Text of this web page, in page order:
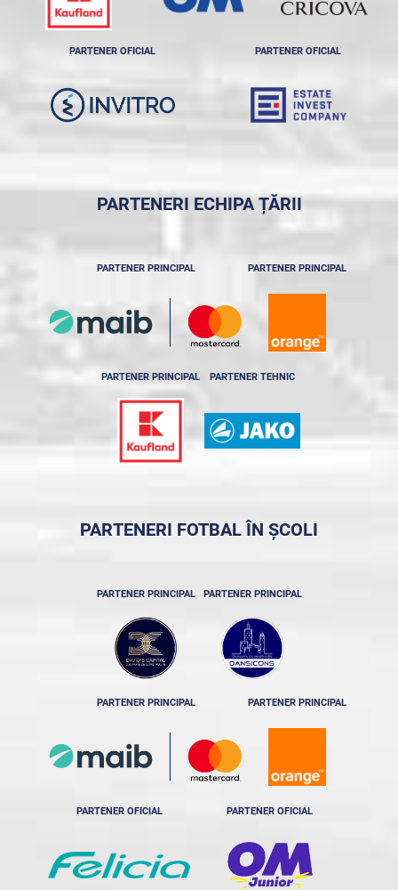
PARTENER OFICIAL PARTENER OFICIAL
PARTENERI ECHIPA ȚĂRII
PARTENER PRINCIPAL PARTENER PRINCIPAL
PARTENER PRINCIPAL PARTENER TEHNIC
PARTENERI FOTBAL ÎN ȘCOLI
PARTENER PRINCIPAL PARTENER PRINCIPAL
PARTENER PRINCIPAL PARTENER PRINCIPAL
PARTENER OFICIAL PARTENER OFICIAL